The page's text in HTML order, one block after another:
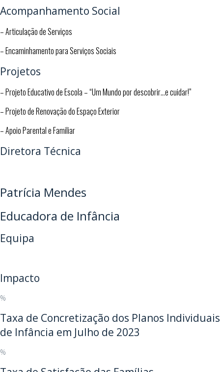
Acompanhamento Social
– Articulação de Serviços
– Encaminhamento para Serviços Sociais
Projetos
– Projeto Educativo de Escola – “Um Mundo por descobrir…e cuidar!”
– Projeto de Renovação do Espaço Exterior
– Apoio Parental e Familiar
Diretora Técnica
Patrícia Mendes
Educadora de Infância
Equipa
Impacto
%
Taxa de Concretização dos Planos Individuais
de Infância em Julho de 2023
%